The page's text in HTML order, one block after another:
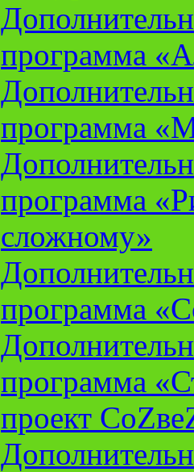
программа
программа
программа
сложному»
программа
программа
проект